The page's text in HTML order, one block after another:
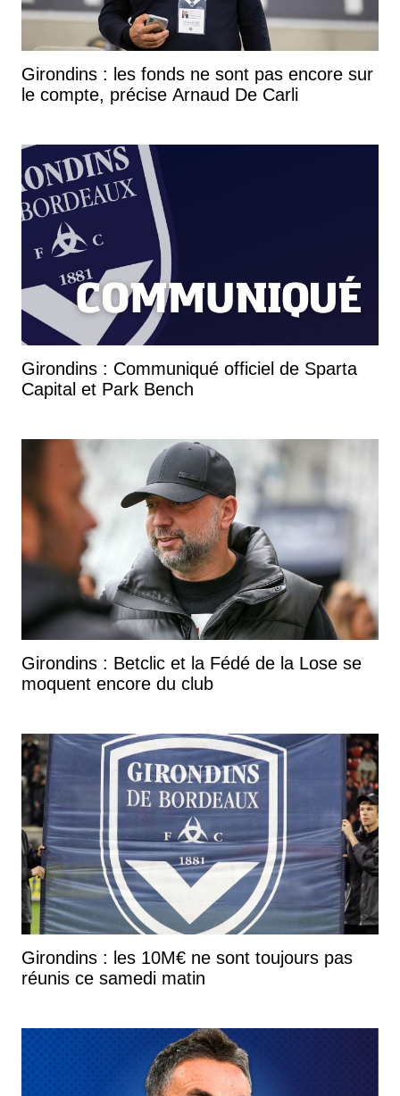
Girondins : les fonds ne sont pas encore sur
le compte, précise Arnaud De Carli
Girondins : Communiqué officiel de Sparta
Capital et Park Bench
Girondins : Betclic et la Fédé de la Lose se
moquent encore du club
Girondins : les 10M€ ne sont toujours pas
réunis ce samedi matin